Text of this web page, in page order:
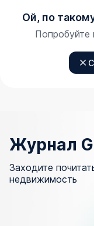
Ой, по
Попробуйте
Журнал
Заходите
недвижимость